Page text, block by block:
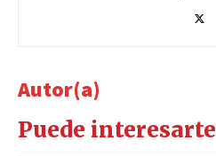
Autor(a)
Puede interesarte